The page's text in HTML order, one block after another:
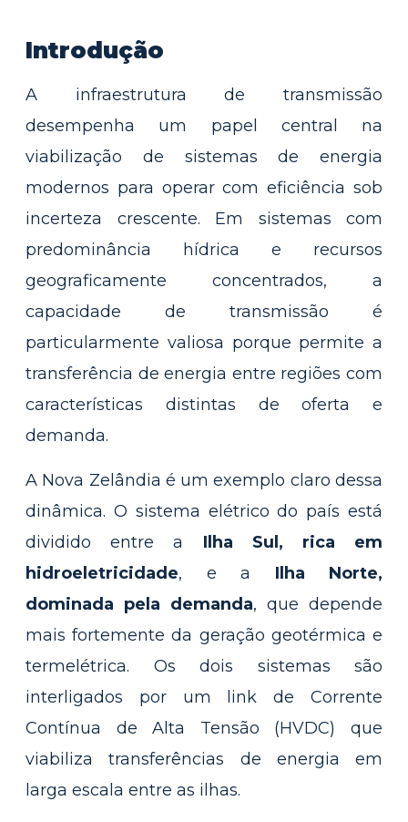
Introdução
A infraestrutura de transmissão
desempenha um papel central na
viabilização de sistemas de energia
modernos para operar com eficiência sob
incerteza crescente. Em sistemas com
predominância hídrica e recursos
geograficamente concentrados, a
capacidade de transmissão é
particularmente valiosa porque permite a
transferência de energia entre regiões com
características distintas de oferta e
demanda.
A Nova Zelândia é um exemplo claro dessa
dinâmica. O sistema elétrico do país está
dividido entre a Ilha Sul, rica em
hidroeletricidade, e a Ilha Norte,
dominada pela demanda, que depende
mais fortemente da geração geotérmica e
termelétrica. Os dois sistemas são
interligados por um link de Corrente
Contínua de Alta Tensão (HVDC) que
viabiliza transferências de energia em
larga escala entre as ilhas.